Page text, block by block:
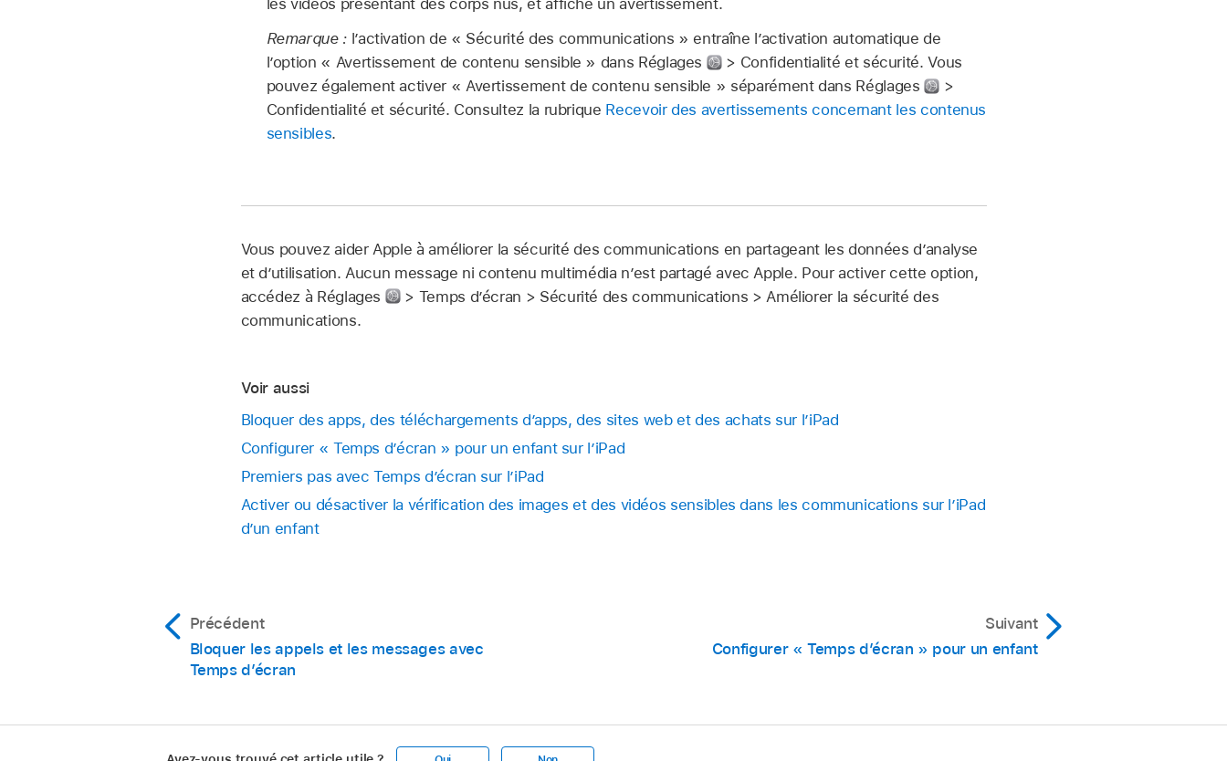
Remarque : l’activation de « Sécurité des communications » entraîne l’activation automatique de
l’option « Avertissement de contenu sensible » dans Réglages
> Confidentialité et sécurité. Vous
pouvez également activer « Avertissement de contenu sensible » séparément dans Réglages
>
Confidentialité et sécurité. Consultez la rubrique Recevoir des avertissements concernant les contenus
sensibles.
Vous pouvez aider Apple à améliorer la sécurité des communications en partageant les données d’analyse
et d’utilisation. Aucun message ni contenu multimédia n’est partagé avec Apple. Pour activer cette option,
accédez à Réglages
> Temps d’écran > Sécurité des communications > Améliorer la sécurité des
communications.
Voir aussi
Bloquer des apps, des téléchargements d’apps, des sites web et des achats sur l’iPad
Configurer « Temps d’écran » pour un enfant sur l’iPad
Premiers pas avec Temps d’écran sur l’iPad
Activer ou désactiver la vérification des images et des vidéos sensibles dans les communications sur l’iPad
d’un enfant
Précédent
Bloquer les appels et les messages avec
Temps d’écran
Suivant
Configurer « Temps d’écran » pour un enfant